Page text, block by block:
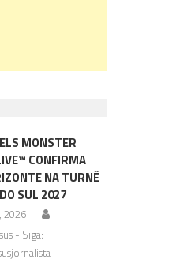
MONSTER
CONFIRMA
NA TURNÊ
SUL 2027
2026
- Siga: